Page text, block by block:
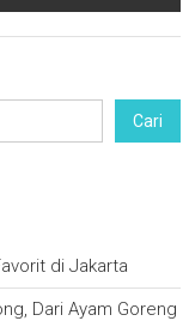
Cari
di Jakarta
Dari Ayam Goreng